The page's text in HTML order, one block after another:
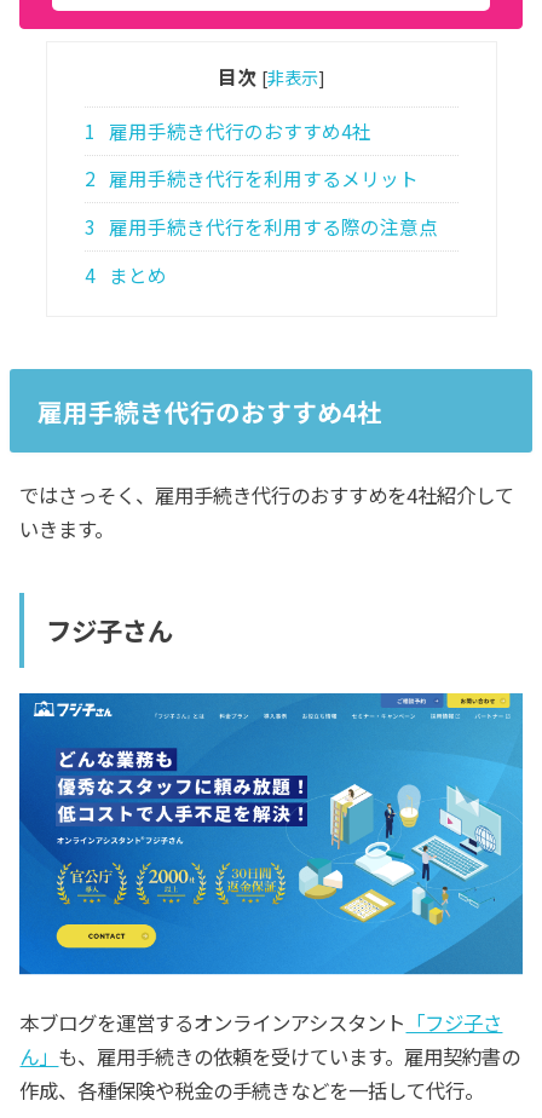
目次 [非表示]
1
雇用手続き代行のおすすめ4社
2 雇用手続き代行を利用するメリット
3
雇用手続き代行を利用する際の注意点
4 まとめ
雇用手続き代行のおすすめ4社
ではさっそく、雇用手続き代行のおすすめを4社紹介して
いきます。
フジ子さん
本ブログを運営するオンラインアシスタント 「フジ子さ
ん」 も、雇用手続きの依頼を受けています。雇用契約書の
作成、各種保険や税金の手続きなどを一括して代行。